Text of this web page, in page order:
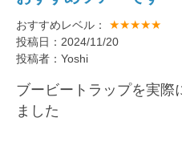
おすすめレベル： ★★★★★
投稿日：2024/11/20
投稿者：Yoshi
ブービートラップを実際
ました